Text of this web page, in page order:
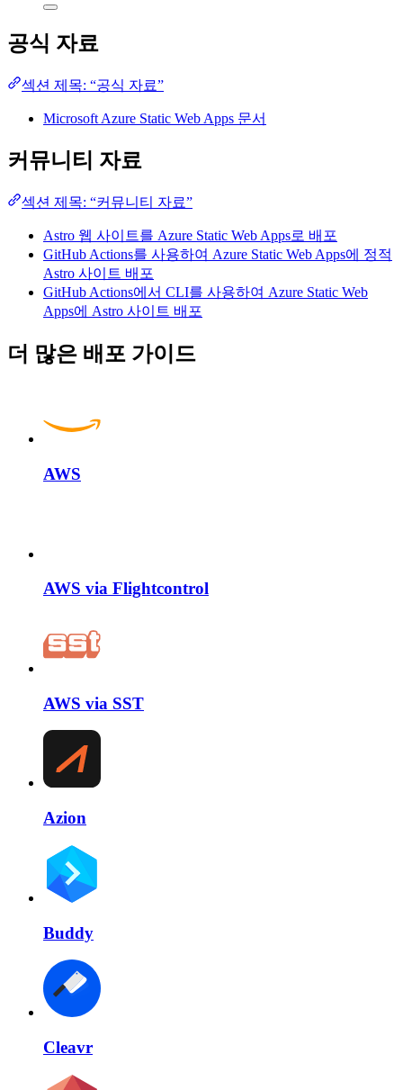
공식 자료
섹션 제목: “공식 자료”
Microsoft Azure Static Web Apps 문서
커뮤니티 자료
섹션 제목: “커뮤니티 자료”
Astro 웹 사이트를 Azure Static Web Apps로 배포
GitHub Actions를 사용하여 Azure Static Web Apps에 정적
Astro 사이트 배포
GitHub Actions에서 CLI를 사용하여 Azure Static Web
Apps에 Astro 사이트 배포
더 많은 배포 가이드
AWS
AWS via Flightcontrol
AWS via SST
Azion
Buddy
Cleavr